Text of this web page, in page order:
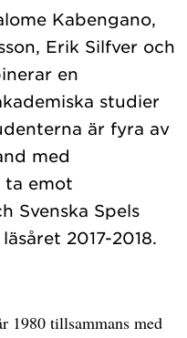
Kabengano,
Erik Silfver och
en
studier
är fyra av
med
ta emot
Svenska Spels
1980 tillsammans med